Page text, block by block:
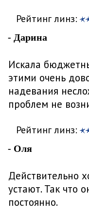
Рейтинг линз:
- Дарина
Искала
этими очень
надевания
проблем не
Рейтинг линз:
- Оля
Действительно
устают. Так что
постоянно.